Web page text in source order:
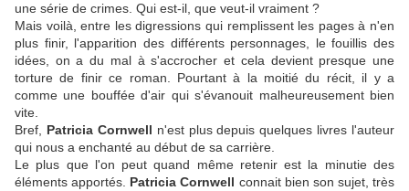
une série de crimes. Qui est-il, que veut-il vraiment ?
Mais voilà, entre les digressions qui remplissent les pages à n'en
plus finir, l'apparition des différents personnages, le fouillis des
idées, on a du mal à s'accrocher et cela devient presque une
torture de finir ce roman. Pourtant à la moitié du récit, il y a
comme une bouffée d'air qui s'évanouit malheureusement bien
vite.
Bref, Patricia Cornwell n'est plus depuis quelques livres l'auteur
qui nous a enchanté au début de sa carrière.
Le plus que l'on peut quand même retenir est la minutie des
éléments apportés. Patricia Cornwell connait bien son sujet, très